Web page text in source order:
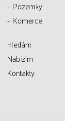
Pozemky
Komerce
Hledám
Nabízím
Kontakty